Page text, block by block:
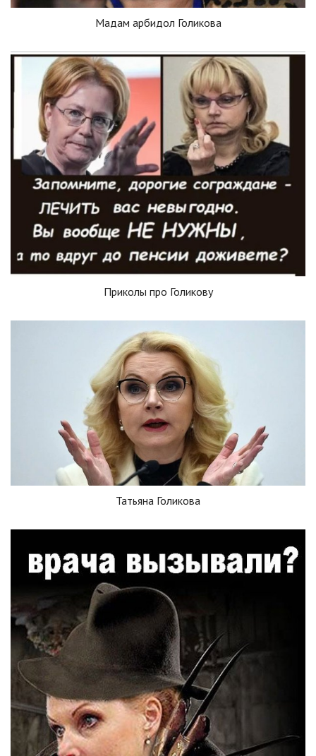
Мадам арбидол Голикова
Приколы про Голикову
Татьяна Голикова